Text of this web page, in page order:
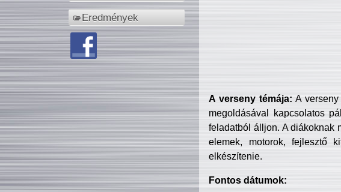
Eredmények
A verseny témája: A
megoldásával kapcsolatos
feladatból álljon. A diákoknak
elemek, motorok, fejlesztő
elkészítenie.
Fontos dátumok: